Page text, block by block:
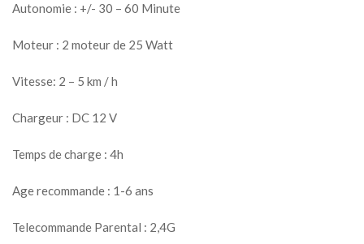
Autonomie : +/- 30 – 60 Minute
Moteur : 2 moteur de 25 Watt
Vitesse: 2 – 5 km / h
Chargeur : DC 12 V
Temps de charge : 4h
Age recommande : 1-6 ans
Telecommande Parental : 2,4G